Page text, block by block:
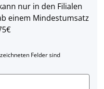
nur in den Filialen
einem Mindestumsatz
Felder sind